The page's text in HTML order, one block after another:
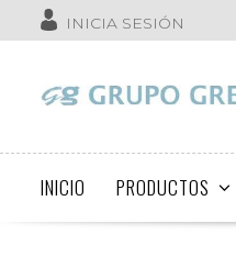
INICIA SESIÓN
INICIO PRODUCTOS